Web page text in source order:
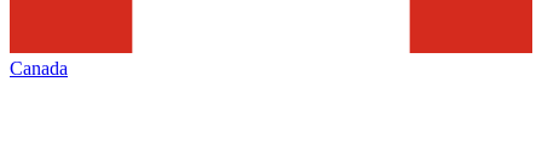
Canada